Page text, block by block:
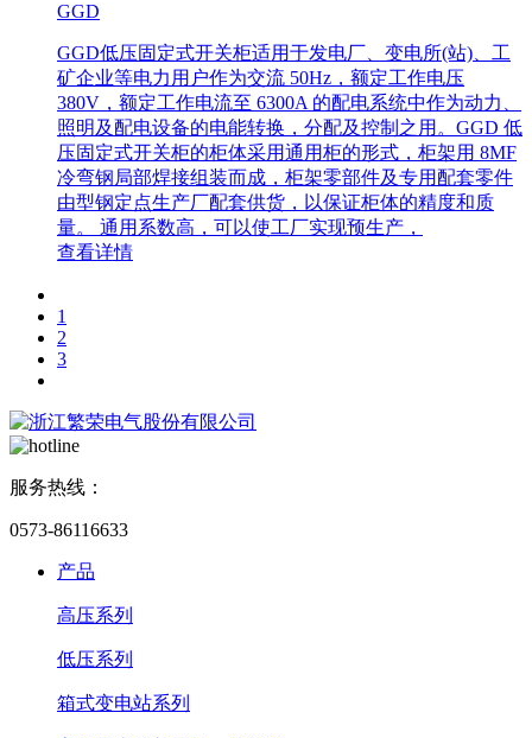
GGD
GGD低压固定式开关柜适用于发电厂、变电所(站)、工
矿企业等电力用户作为交流 50Hz，额定工作电压
380V，额定工作电流至 6300A 的配电系统中作为动力、
照明及配电设备的电能转换，分配及控制之用。GGD 低
压固定式开关柜的柜体采用通用柜的形式，柜架用 8MF
冷弯钢局部焊接组装而成，柜架零部件及专用配套零件
由型钢定点生产厂配套供货，以保证柜体的精度和质
量。 通用系数高，可以使工厂实现预生产，
查看详情
1
2
3
服务热线：
0573-86116633
产品
高压系列
低压系列
箱式变电站系列